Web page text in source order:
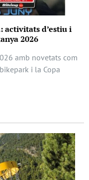
activitats d’estiu i
2026
amb novetats com
i la Copa